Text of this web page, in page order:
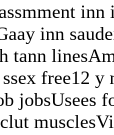
inn
inn
tann
free12 y
jobsUsees